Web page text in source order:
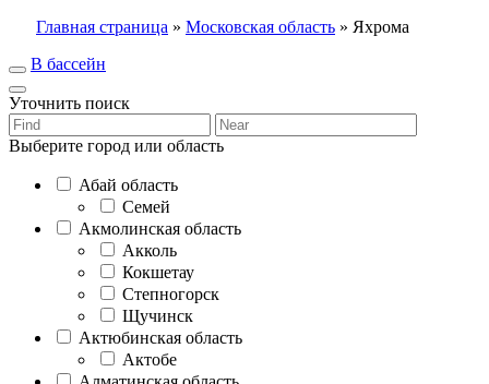
Главная страница » Московская область » Яхрома
В бассейн
Уточнить поиск
Выберите город или область
Абай область
Семей
Акмолинская область
Акколь
Кокшетау
Степногорск
Щучинск
Актюбинская область
Актобе